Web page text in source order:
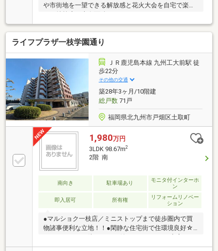
や市街地を一望できる解放感と花火大会を自宅で楽し
める特等席、専有面積89.96㎡２のゆとりある3LDK、
空室のため、即内覧可能となっております♪♪
ライフプラザ一枝学園通り
ＪＲ鹿児島本線 九州工大前駅 徒
歩22分
その他の交通
築28年3ヶ月/10階建
総戸数71戸
福岡県北九州市戸畑区土取町
1,980万円
3LDK 98.67m2
2階 南
南向き 駐車場あり
モニタ付インターホ
ン
即入居可 所有権
リフォームリノベー
ション
●マルショク一枝店／ミニストップまで徒歩圏内で買
物諸事便利な立地！！●閑静な住宅街で住環境良好☆●
オートロック／防犯カメラ付でセキュリティ充実！！
●バス停目の前で交通便利な立地♪●明治学園東門まで